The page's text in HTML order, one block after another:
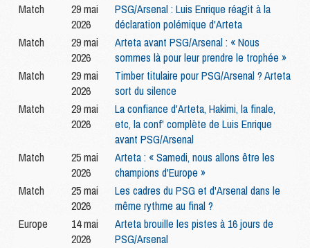
Match
29 mai
2026
PSG/Arsenal : Luis Enrique réagit à la
déclaration polémique d'Arteta
Match
29 mai
2026
Arteta avant PSG/Arsenal : « Nous
sommes là pour leur prendre le trophée »
Match
29 mai
2026
Timber titulaire pour PSG/Arsenal ? Arteta
sort du silence
Match
29 mai
2026
La confiance d'Arteta, Hakimi, la finale,
etc, la conf' complète de Luis Enrique
avant PSG/Arsenal
Match
25 mai
2026
Arteta : « Samedi, nous allons être les
champions d'Europe »
Match
25 mai
2026
Les cadres du PSG et d'Arsenal dans le
même rythme au final ?
Europe
14 mai
2026
Arteta brouille les pistes à 16 jours de
PSG/Arsenal